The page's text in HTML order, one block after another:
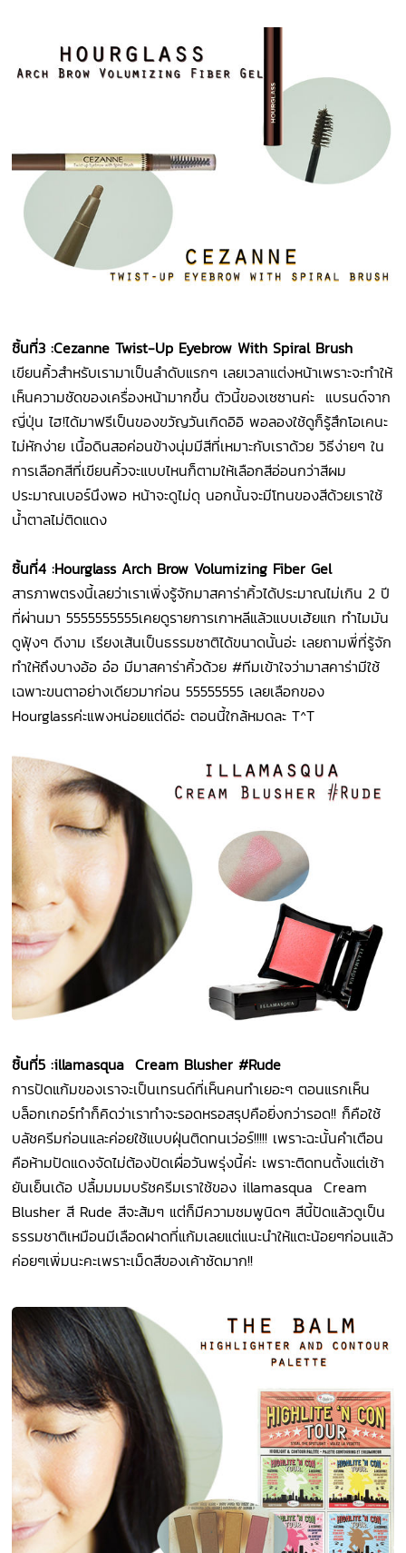
ชิ้นที่3 :Cezanne Twist-Up Eyebrow With Spiral Brush
เขียนคิ้วสำหรับเรามาเป็นลำดับแรกๆ เลยเวลาแต่งหน้าเพราะจะทำให้
เห็นความชัดของเครื่องหน้ามากขึ้น ตัวนี้ของเซซานค่ะ แบรนด์จาก
ญี่ปุ่น ไฮ!ได้มาฟรีเป็นของขวัญวันเกิดอิอิ พอลองใช้ดูก็รู้สึกโอเคนะ
ไม่หักง่าย เนื้อดินสอค่อนข้างนุ่มมีสีที่เหมาะกับเราด้วย วิธีง่ายๆ ใน
การเลือกสีที่เขียนคิ้วจะแบบไหนก็ตามให้เลือกสีอ่อนกว่าสีผม
ประมาณเบอร์นึงพอ หน้าจะดูไม่ดุ นอกนั้นจะมีโทนของสีด้วยเราใช้
น้ำตาลไม่ติดแดง
ชิ้นที่4 :Hourglass Arch Brow Volumizing Fiber Gel
สารภาพตรงนี้เลยว่าเราเพิ่งรู้จักมาสคาร่าคิ้วได้ประมาณไม่เกิน 2 ปี
ที่ผ่านมา 5555555555เคยดูรายการเกาหลีแล้วแบบเฮ้ยแก ทำไมมัน
ดูฟุ้งๆ ดีงาม เรียงเส้นเป็นธรรมชาติได้ขนาดนั้นอ่ะ เลยถามพี่ที่รู้จัก
ทำให้ถึงบางอ้อ อ๋อ มีมาสคาร่าคิ้วด้วย #ทีมเข้าใจว่ามาสคาร่ามีใช้
เฉพาะขนตาอย่างเดียวมาก่อน 55555555 เลยเลือกของ
Hourglassค่ะแพงหน่อยแต่ดีอ่ะ ตอนนี้ใกล้หมดละ T^T
ชิ้นที่5 :illamasqua Cream Blusher #Rude
การปัดแก้มของเราจะเป็นเทรนด์ที่เห็นคนทำเยอะๆ ตอนแรกเห็น
บล็อกเกอร์ทำก็คิดว่าเราทำจะรอดหรอสรุปคือยิ่งกว่ารอด!! ก็คือใช้
บลัชครีมก่อนและค่อยใช้แบบฝุ่นติดทนเว่อร์!!!!! เพราะฉะนั้นคำเตือน
คือห้ามปัดแดงจัดไม่ต้องปัดเผื่อวันพรุ่งนี้ค่ะ เพราะติดทนตั้งแต่เช้า
ยันเย็นเด้อ ปลื้มมมมบรัชครีมเราใช้ของ illamasqua Cream
Blusher สี Rude สีจะส้มๆ แต่ก็มีความชมพูนิดๆ สีนี้ปัดแล้วดูเป็น
ธรรมชาติเหมือนมีเลือดฝาดที่แก้มเลยแต่แนะนำให้แตะน้อยๆก่อนแล้ว
ค่อยๆเพิ่มนะคะเพราะเม็ดสีของเค้าชัดมาก!!